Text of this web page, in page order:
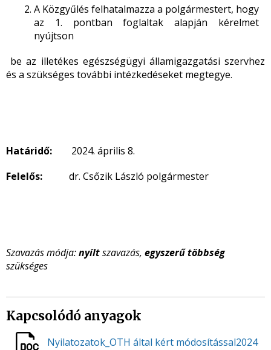
A Közgyűlés felhatalmazza a polgármestert, hogy
az 1. pontban foglaltak alapján kérelmet
nyújtson
be az illetékes egészségügyi államigazgatási szervhez
és a szükséges további intézkedéseket megtegye.
Határidő: 2024. április 8.
Felelős: dr. Csőzik László polgármester
Szavazás módja:nyíltszavazás, egyszerű többség
szükséges
Kapcsolódó anyagok
Nyilatozatok_OTH által kért módosítással2024